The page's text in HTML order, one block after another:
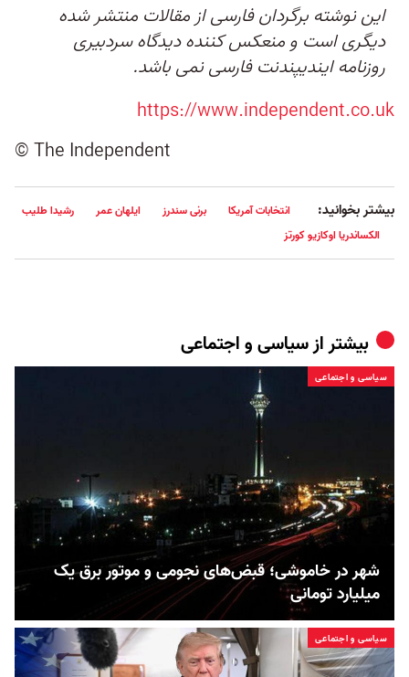
این نوشته برگردان فارسی از مقالات منتشر شده
دیگری است و منعکس کننده دیدگاه سردبیری
روزنامه ایندیپندنت فارسی نمی باشد.
https://www.independent.co.uk
© The Independent
بیشتر بخوانید: انتخابات آمریکا برنی سندرز ایلهان عمر
رشیدا طلیب
الکساندریا اوکازیو کورتز
بیشتر ازسیاسی و اجتماعی
سیاسی و اجتماعی
شهر در خاموشی؛ قبض‌های نجومی و موتور برق یک
میلیارد تومانی
سیاسی و اجتماعی